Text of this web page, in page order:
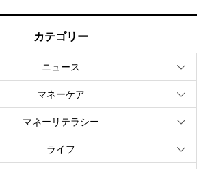
カテゴリー
ニュース
マネーケア
マネーリテラシー
ライフ